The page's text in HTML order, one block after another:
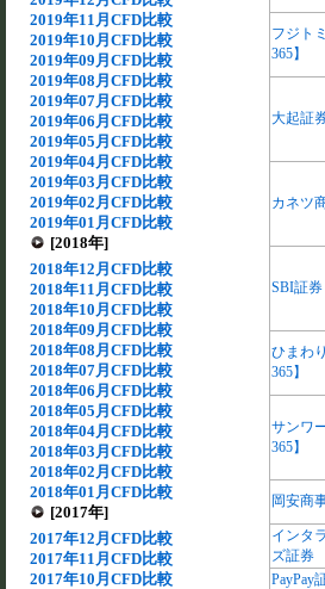
2019年11月CFD比較
2019年10月CFD比較
2019年09月CFD比較
2019年08月CFD比較
2019年07月CFD比較
2019年06月CFD比較
2019年05月CFD比較
2019年04月CFD比較
2019年03月CFD比較
2019年02月CFD比較
2019年01月CFD比較
[2018年]
2018年12月CFD比較
2018年11月CFD比較
2018年10月CFD比較
2018年09月CFD比較
2018年08月CFD比較
2018年07月CFD比較
2018年06月CFD比較
2018年05月CFD比較
2018年04月CFD比較
2018年03月CFD比較
2018年02月CFD比較
2018年01月CFD比較
[2017年]
2017年12月CFD比較
2017年11月CFD比較
2017年10月CFD比較
フジト
365】
大起証
カネツ
SBI証券
ひまわ
365】
サンワ
365】
岡安商
インタ
ズ証券
PayPay